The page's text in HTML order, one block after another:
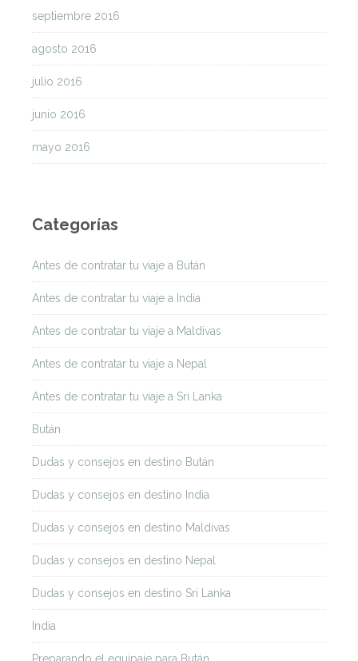
septiembre 2016
agosto 2016
julio 2016
junio 2016
mayo 2016
Categorías
Antes de contratar tu viaje a Bután
Antes de contratar tu viaje a India
Antes de contratar tu viaje a Maldivas
Antes de contratar tu viaje a Nepal
Antes de contratar tu viaje a Sri Lanka
Bután
Dudas y consejos en destino Bután
Dudas y consejos en destino India
Dudas y consejos en destino Maldivas
Dudas y consejos en destino Nepal
Dudas y consejos en destino Sri Lanka
India
Preparando el equipaje para Bután